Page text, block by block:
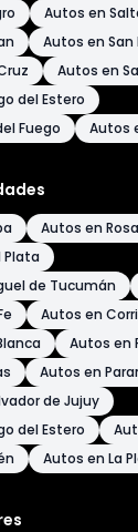
Autos en
Autos en San
Autos en
del Estero
Fuego
Autos
Autos en
Plata
de Tucumán
Autos en
Autos en
Autos en
de Jujuy
del Estero
Autos en La